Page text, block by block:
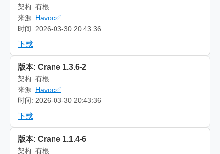
架构: 有根
来源: Havoc✅
时间: 2026-03-30 20:43:36
下载
版本: Crane 1.3.6-2
架构: 有根
来源: Havoc✅
时间: 2026-03-30 20:43:36
下载
版本: Crane 1.1.4-6
架构: 有根